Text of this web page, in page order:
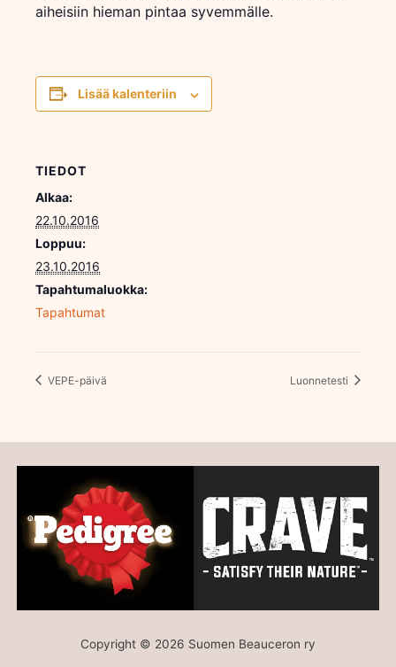
aiheisiin hieman pintaa syvemmälle.
Lisää kalenteriin
TIEDOT
Alkaa:
22.10.2016
Loppuu:
23.10.2016
Tapahtumaluokka:
Tapahtumat
VEPE-päivä Luonnetesti
Copyright © 2026 Suomen Beauceron ry